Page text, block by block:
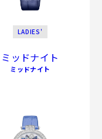
LADIES'
ミッドナイト
ミッドナイト